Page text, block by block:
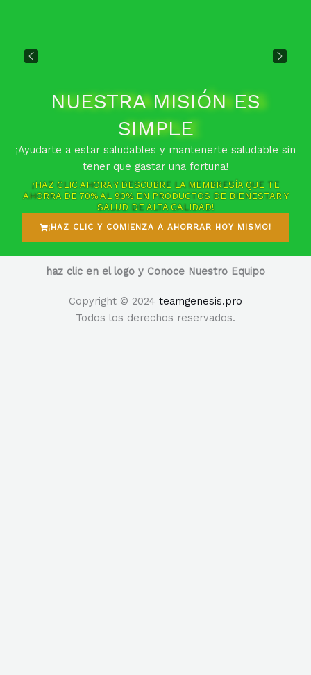
NUESTRA MISIÓN ES
SIMPLE
¡Ayudarte a estar saludables y mantenerte saludable sin
tener que gastar una fortuna!
¡HAZ CLIC AHORA Y DESCUBRE LA MEMBRESÍA QUE TE
AHORRA DE 70% AL 90% EN PRODUCTOS DE BIENESTAR Y
SALUD DE ALTA CALIDAD!
¡HAZ CLIC Y COMIENZA A AHORRAR HOY MISMO!
haz clic en el logo y Conoce Nuestro Equipo
Copyright © 2024 teamgenesis.pro
Todos los derechos reservados.